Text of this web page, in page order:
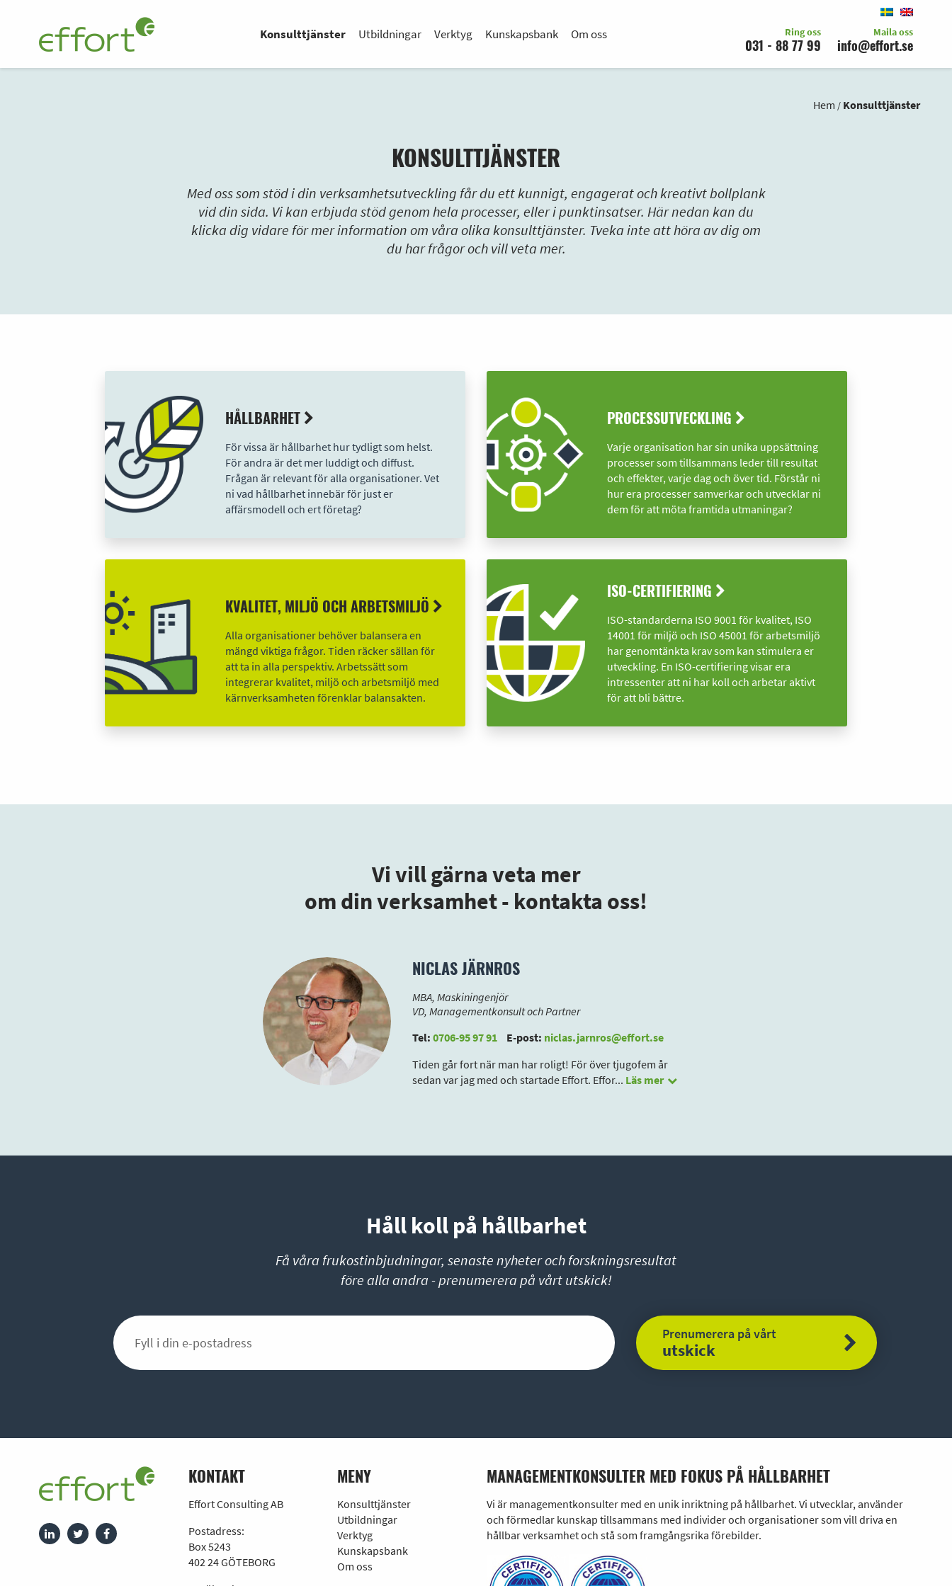
Konsulttjänster Utbildningar Verktyg Kunskapsbank Om oss Ring oss
031 - 88 77 99
Maila oss
info@effort.se
Hem / Konsulttjänster
KONSULTTJÄNSTER
Med oss som stöd i din verksamhetsutveckling får du ett kunnigt, engagerat och kreativt bollplank
vid din sida. Vi kan erbjuda stöd genom hela processer, eller i punktinsatser. Här nedan kan du
klicka dig vidare för mer information om våra olika konsulttjänster. Tveka inte att höra av dig om
du har frågor och vill veta mer.
HÅLLBARHET
För vissa är hållbarhet hur tydligt som helst.
För andra är det mer luddigt och diffust.
Frågan är relevant för alla organisationer. Vet
ni vad hållbarhet innebär för just er
affärsmodell och ert företag?
PROCESSUTVECKLING
Varje organisation har sin unika uppsättning
processer som tillsammans leder till resultat
och effekter, varje dag och över tid. Förstår ni
hur era processer samverkar och utvecklar ni
dem för att möta framtida utmaningar?
KVALITET, MILJÖ OCH ARBETSMILJÖ
Alla organisationer behöver balansera en
mängd viktiga frågor. Tiden räcker sällan för
att ta in alla perspektiv. Arbetssätt som
integrerar kvalitet, miljö och arbetsmiljö med
kärnverksamheten förenklar balansakten.
ISO-CERTIFIERING
ISO-standarderna ISO 9001 för kvalitet, ISO
14001 för miljö och ISO 45001 för arbetsmiljö
har genomtänkta krav som kan stimulera er
utveckling. En ISO-certifiering visar era
intressenter att ni har koll och arbetar aktivt
för att bli bättre.
Vi vill gärna veta mer
om din verksamhet - kontakta oss!
NICLAS JÄRNROS
MBA, Maskiningenjör
VD, Managementkonsult och Partner
Tel: 0706-95 97 91 E-post: niclas.jarnros@effort.se
Tiden går fort när man har roligt! För över tjugofem år
sedan var jag med och startade Effort. Effor... Läs mer
Håll koll på hållbarhet
Få våra frukostinbjudningar, senaste nyheter och forskningsresultat
före alla andra - prenumerera på vårt utskick!
Prenumerera på vårt
utskick
KONTAKT
Effort Consulting AB
Postadress:
Box 5243
402 24 GÖTEBORG
MENY
Konsulttjänster
Utbildningar
Verktyg
Kunskapsbank
Om oss
MANAGEMENTKONSULTER MED FOKUS PÅ HÅLLBARHET
Vi är managementkonsulter med en unik inriktning på hållbarhet. Vi utvecklar, använder
och förmedlar kunskap tillsammans med individer och organisationer som vill driva en
hållbar verksamhet och stå som framgångsrika förebilder.